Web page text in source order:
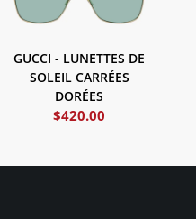
GUCCI - LUNETTES DE
SOLEIL CARRÉES
DORÉES
$420.00